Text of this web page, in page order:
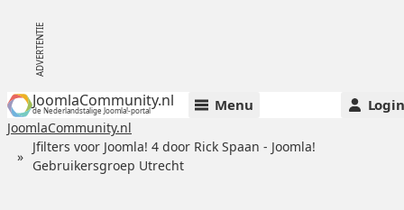
JoomlaCommunity.nl
de Nederlandstalige Joomla!-portal Menu Login
JoomlaCommunity.nl
Jfilters voor Joomla! 4 door Rick Spaan - Joomla!
Gebruikersgroep Utrecht